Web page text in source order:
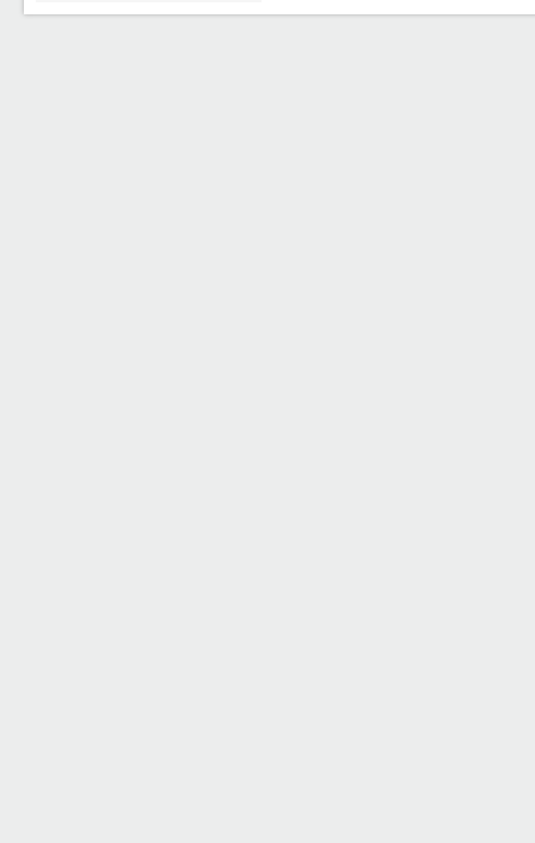
←Rainer W. During Laura von Wangenheim→